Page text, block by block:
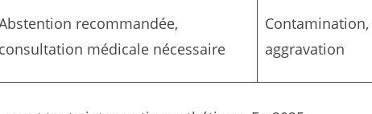
recommandée,
consultation médicale nécessaire
Contamination,
aggravation